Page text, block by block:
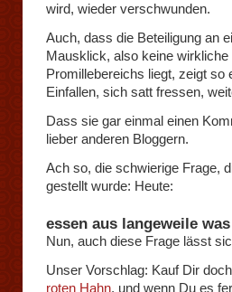
wird, wieder verschwunden.
Auch, dass die Beteiligung an
Mausklick, also keine
Promillebereichs liegt, zeigt
Einfallen, sich satt fressen,
Dass sie gar einmal einen
lieber anderen Bloggern.
Ach so, die schwierige Frage,
gestellt wurde: Heute:
essen aus langeweile
Nun, auch diese Frage lässt
Unser Vorschlag: Kauf Dir
roten Hahn, und wenn Du es